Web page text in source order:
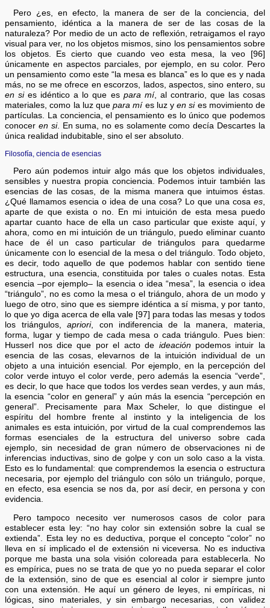
Pero ¿es, en efecto, la manera de ser de la conciencia, del
pensamiento, idéntica a la manera de ser de las cosas de la
naturaleza? Por medio de un acto de reflexión, retraigamos el rayo
visual para ver, no los objetos mismos, sino los pensamientos sobre
los objetos. Es cierto que cuando veo esta mesa, la veo [96]
únicamente en aspectos parciales, por ejemplo, en su color. Pero
un pensamiento como este “la mesa es blanca” es lo que es y nada
más, no se me ofrece en escorzos, lados, aspectos, sino entero, su
en sies idéntico a lo que es para mí, al contrario, que las cosas
materiales, como la luz quepara míes luz yen si es movimiento de
partículas. La conciencia, el pensamiento es lo único que podemos
conocer en si. En suma, no es solamente como decía Descartes la
única realidad indubitable, sino el ser absoluto.
Filosofía, ciencia de esencias
Pero aún podemos intuir algo más que los objetos individuales,
sensibles y nuestra propia conciencia. Podemos intuir también las
esencias de las cosas, de la misma manera que intuimos éstas.
¿Qué llamamos esencia o idea de una cosa? Lo que una cosa es,
aparte de que exista o no. En mi intuición de esta mesa puedo
apartar cuanto hace de ella un caso particular que existe aquí, y
ahora, como en mi intuición de un triángulo, puedo eliminar cuanto
hace de él un caso particular de triángulos para quedarme
únicamente con lo esencial de la mesa o del triángulo. Todo objeto,
es decir, todo aquello de que podemos hablar con sentido tiene
estructura, una esencia, constituida por tales o cuales notas. Esta
esencia –por ejemplo– la esencia o idea “mesa”, la esencia o idea
“triángulo”, no es como la mesa o el triángulo, ahora de un modo y
luego de otro, sino que es siempre idéntica a sí misma, y por tanto,
lo que yo diga acerca de ella vale [97] para todas las mesas y todos
los triángulos,apriori, con indiferencia de la manera, materia,
forma, lugar y tiempo de cada mesa o cada triángulo. Pues bien:
Husserl nos dice que por el acto de ideaciónpodemos intuir la
esencia de las cosas, elevarnos de la intuición individual de un
objeto a una intuición esencial. Por ejemplo, en la percepción del
color verde intuyo el color verde, pero además la esencia “verde”,
es decir, lo que hace que todos los verdes sean verdes, y aun más,
la esencia “color en general” y aún más la esencia “percepción en
general”. Precisamente para Max Scheler, lo que distingue el
espíritu del hombre frente al instinto y la inteligencia de los
animales es esta intuición, por virtud de la cual comprendemos las
formas esenciales de la estructura del universo sobre cada
ejemplo, sin necesidad de gran número de observaciones ni de
inferencias inductivas, sino de golpe y con un solo caso a la vista.
Esto es lo fundamental: que comprendemos la esencia o estructura
necesaria, por ejemplo del triángulo con sólo un triángulo, porque,
en efecto, esa esencia se nos da, por así decir, en persona y con
evidencia.
Pero tampoco necesito ver numerosos casos de color para
establecer esta ley: “no hay color sin extensión sobre la cual se
extienda”. Esta ley no es deductiva, porque el concepto “color” no
lleva en sí implicado el de extensión ni viceversa. No es inductiva
porque me basta una sola visión coloreada para establecerla. No
es empírica, pues no se trata de que yo no pueda separar el color
de la extensión, sino de que es esencial al color ir siempre junto
con una extensión. He aquí un género de leyes, ni empíricas, ni
lógicas, sino materiales, y sin embargo necesarias, con validez